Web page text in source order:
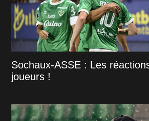
Sochaux-ASSE : Les
joueurs !